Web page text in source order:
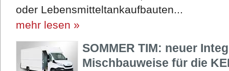
oder Lebensmitteltankaufbauten...
mehr lesen »
SOMMER TIM: neuer
Mischbauweise für die